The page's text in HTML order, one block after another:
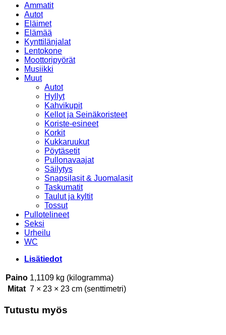
Ammatit
Autot
Eläimet
Elämää
Kynttilänjalat
Lentokone
Moottoripyörät
Musiikki
Muut
Autot
Hyllyt
Kahvikupit
Kellot ja Seinäkoristeet
Koriste-esineet
Korkit
Kukkaruukut
Pöytäsetit
Pullonavaajat
Säilytys
Snapsilasit & Juomalasit
Taskumatit
Taulut ja kyltit
Tossut
Pullotelineet
Seksi
Urheilu
WC
Lisätiedot
Paino 1,1109 kg (kilogramma)
Mitat 7 × 23 × 23 cm (senttimetri)
Tutustu myös